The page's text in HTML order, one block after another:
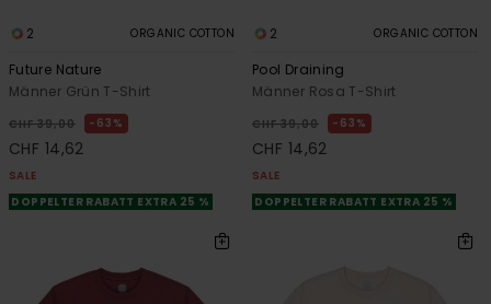
2 ORGANIC COTTON
Future Nature
Männer Grün T-Shirt
CHF 39,00 63%
CHF 14,62
SALE
DOPPELTER RABATT EXTRA 25 %
2 ORGANIC COTTON
Pool Draining
Männer Rosa T-Shirt
CHF 39,00 63%
CHF 14,62
SALE
DOPPELTER RABATT EXTRA 25 %